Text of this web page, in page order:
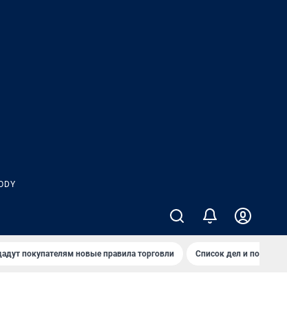
покупателям новые правила торговли Список дел и покупок